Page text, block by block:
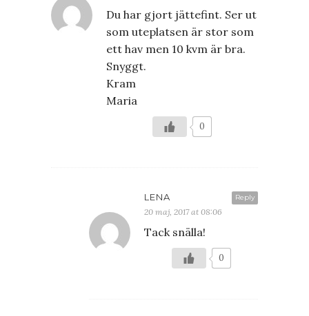
Du har gjort jättefint. Ser ut
som uteplatsen är stor som
ett hav men 10 kvm är bra.
Snyggt.
Kram
Maria
0
Reply
LENA
20 maj, 2017 at 08:06
Tack snälla!
0